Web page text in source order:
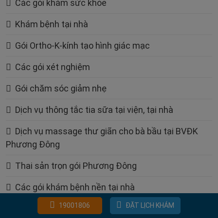
Các gói khám sức khỏe
Khám bệnh tại nhà
Gói Ortho-K-kính tạo hình giác mạc
Các gói xét nghiệm
Gói chăm sóc giảm nhẹ
Dịch vụ thông tắc tia sữa tại viện, tại nhà
Dịch vụ massage thư giãn cho bà bầu tại BVĐK
Phương Đông
Thai sản trọn gói Phương Đông
Các gói khám bệnh nền tại nhà
Dịch vụ cấy que tránh thai
19001806 ĐẶT LỊCH KHÁM